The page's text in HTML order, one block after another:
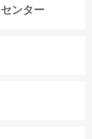
ンター